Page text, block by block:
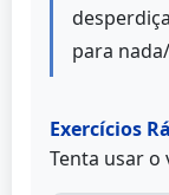
para
Exercícios
Tenta usar o